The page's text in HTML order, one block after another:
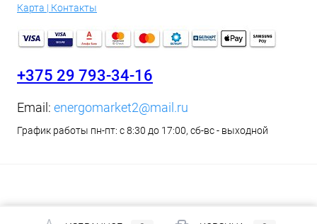
Карта | Контакты
+375 29 793-34-16
Email: energomarket2@mail.ru
График работы пн-пт: с 8:30 до 17:00, сб-вс - выходной